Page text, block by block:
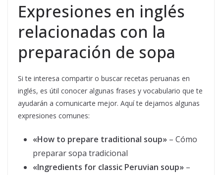
Expresiones en inglés
relacionadas con la
preparación de sopa
Si te interesa compartir o buscar recetas peruanas en
inglés, es útil conocer algunas frases y vocabulario que te
ayudarán a comunicarte mejor. Aquí te dejamos algunas
expresiones comunes:
«How to prepare traditional soup» – Cómo
preparar sopa tradicional
«Ingredients for classic Peruvian soup» –